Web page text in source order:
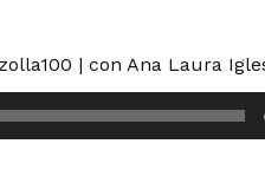
| con Ana Laura